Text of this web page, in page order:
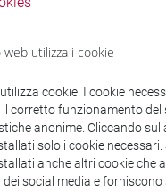
- AI24 - Formazione
/fi 30 cfu allegato 2
DI ISTRUZIONE DI II
- AJ24 -
/fi 30 cfu allegato 2
LINGUE E CULTURE
utilizza i cookie
cookie. I cookie
corretto funzionamento del
anonime. Cliccando
solo i cookie necessari.
anche altri cookie che
social media e